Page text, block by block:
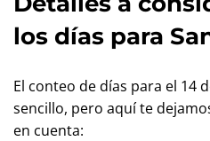
los días para
El conteo de días para el 14
sencillo, pero aquí te
en cuenta: